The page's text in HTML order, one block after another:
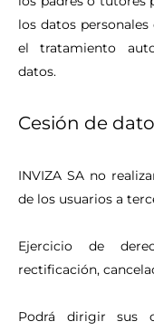
los datos personales
el tratamiento
datos.
Cesión de
INVIZA SA no
de los usuarios a
Ejercicio de
rectificación,
Podrá dirigir sus